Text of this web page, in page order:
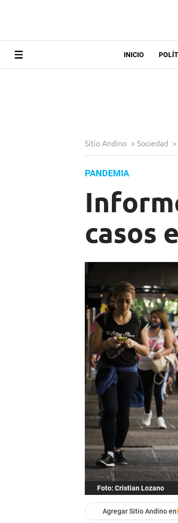
INICIO
Sitio Andino > Sociedad >
PANDEMIA
casos
Foto: Cristian Lozano
Agregar Sitio Andino en